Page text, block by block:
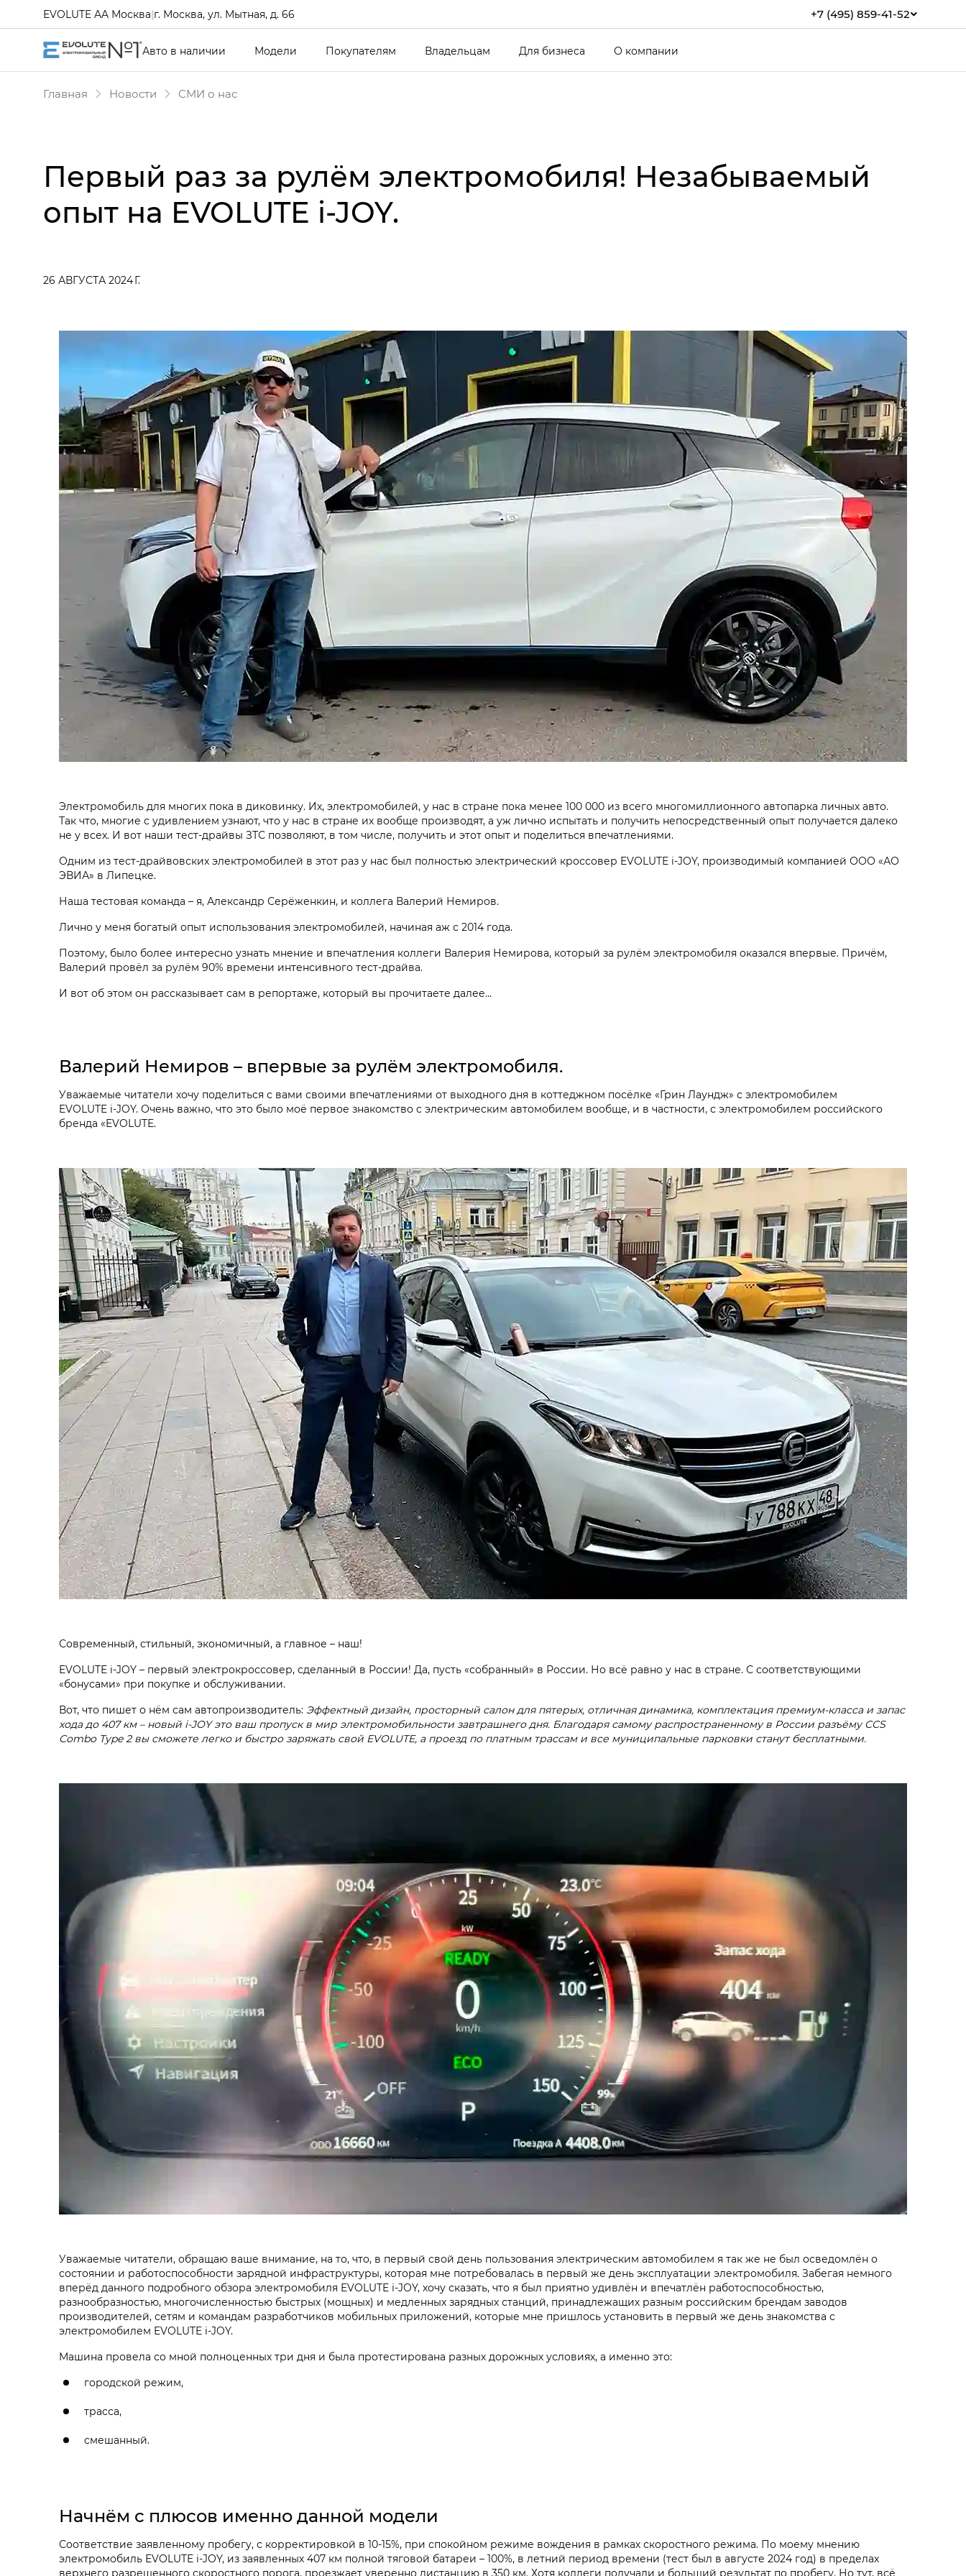
+7 (495) 859-41-52
EVOLUTE AA Москва|г. Москва, ул. Мытная, д. 66
Авто в наличии Модели Покупателям Владельцам Для бизнеса О компании
Главная Новости СМИ о нас
Первый раз за рулём электромобиля! Незабываемый
опыт на EVOLUTE i‑JOY.
26 АВГУСТА 2024 Г.
Электромобиль для многих пока в диковинку. Их, электромобилей, у нас в стране пока менее 100 000 из всего многомиллионного автопарка личных авто.
Так что, многие с удивлением узнают, что у нас в стране их вообще производят, а уж лично испытать и получить непосредственный опыт получается далеко
не у всех. И вот наши тест-драйвы ЗТС позволяют, в том числе, получить и этот опыт и поделиться впечатлениями.
Одним из тест-драйвовских электромобилей в этот раз у нас был полностью электрический кроссовер EVOLUTE i‑JOY, производимый компанией ООО «АО
ЭВИА» в Липецке.
Наша тестовая команда – я, Александр Серёженкин, и коллега Валерий Немиров.
Лично у меня богатый опыт использования электромобилей, начиная аж с 2014 года.
Поэтому, было более интересно узнать мнение и впечатления коллеги Валерия Немирова, который за рулём электромобиля оказался впервые. Причём,
Валерий провёл за рулём 90% времени интенсивного тест-драйва.
И вот об этом он рассказывает сам в репортаже, который вы прочитаете далее…
Валерий Немиров – впервые за рулём электромобиля.
Уважаемые читатели хочу поделиться с вами своими впечатлениями от выходного дня в коттеджном посёлке «Грин Лаундж» с электромобилем
EVOLUTE i‑JOY. Очень важно, что это было моё первое знакомство с электрическим автомобилем вообще, и в частности, с электромобилем российского
бренда «EVOLUTE.
Современный, стильный, экономичный, а главное – наш!
EVOLUTE i‑JOY – первый электрокроссовер, сделанный в России! Да, пусть «собранный» в России. Но всё равно у нас в стране. С соответствующими
«бонусами» при покупке и обслуживании.
Вот, что пишет о нём сам автопроизводитель: Эффектный дизайн, просторный салон для пятерых, отличная динамика, комплектация премиум-класса и запас
хода до 407 км – новый i‑JOY это ваш пропуск в мир электромобильности завтрашнего дня. Благодаря самому распространенному в России разъёму CCS
Combo Type 2 вы сможете легко и быстро заряжать свой EVOLUTE, а проезд по платным трассам и все муниципальные парковки станут бесплатными.
Уважаемые читатели, обращаю ваше внимание, на то, что, в первый свой день пользования электрическим автомобилем я так же не был осведомлён о
состоянии и работоспособности зарядной инфраструктуры, которая мне потребовалась в первый же день эксплуатации электромобиля. Забегая немного
вперёд данного подробного обзора электромобиля EVOLUTE i‑JOY, хочу сказать, что я был приятно удивлён и впечатлён работоспособностью,
разнообразностью, многочисленностью быстрых (мощных) и медленных зарядных станций, принадлежащих разным российским брендам заводов
производителей, сетям и командам разработчиков мобильных приложений, которые мне пришлось установить в первый же день знакомства с
электромобилем EVOLUTE i‑JOY.
Машина провела со мной полноценных три дня и была протестирована разных дорожных условиях, а именно это:
городской режим,
трасса,
смешанный.
Начнём с плюсов именно данной модели
Соответствие заявленному пробегу, с корректировкой в 10-15%, при спокойном режиме вождения в рамках скоростного режима. По моему мнению
электромобиль EVOLUTE i‑JOY, из заявленных 407 км полной тяговой батареи – 100%, в летний период времени (тест был в августе 2024 год) в пределах
верхнего разрешенного скоростного порога, проезжает уверенно дистанцию в 350 км. Хотя коллеги получали и больший результат по пробегу. Но тут, всё